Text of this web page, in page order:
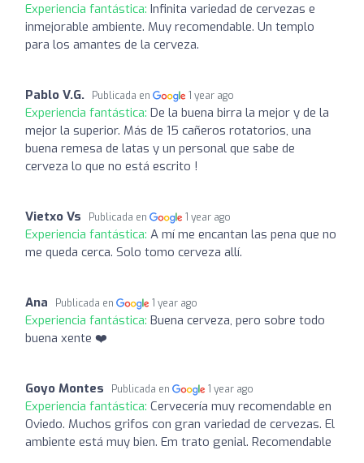
Experiencia fantástica: Infinita variedad de cervezas e
inmejorable ambiente. Muy recomendable. Un templo
para los amantes de la cerveza.
Pablo V.G. Publicada en 1 year ago
Experiencia fantástica: De la buena birra la mejor y de la
mejor la superior. Más de 15 cañeros rotatorios, una
buena remesa de latas y un personal que sabe de
cerveza lo que no está escrito !
Vietxo Vs Publicada en 1 year ago
Experiencia fantástica: A mí me encantan las pena que no
me queda cerca. Solo tomo cerveza allí.
Ana Publicada en 1 year ago
Experiencia fantástica: Buena cerveza, pero sobre todo
buena xente ❤️
Goyo Montes Publicada en 1 year ago
Experiencia fantástica: Cervecería muy recomendable en
Oviedo. Muchos grifos con gran variedad de cervezas. El
ambiente está muy bien. Em trato genial. Recomendable